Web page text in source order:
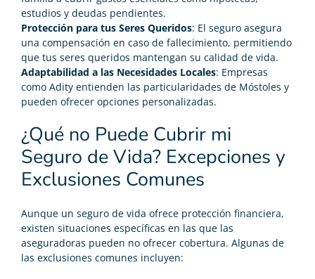
estudios y deudas pendientes.
Protección para tus Seres Queridos: El seguro asegura
una compensación en caso de fallecimiento, permitiendo
que tus seres queridos mantengan su calidad de vida.
Adaptabilidad a las Necesidades Locales: Empresas
como Adity entienden las particularidades de Móstoles y
pueden ofrecer opciones personalizadas.
¿Qué no Puede Cubrir mi
Seguro de Vida? Excepciones y
Exclusiones Comunes
Aunque un seguro de vida ofrece protección financiera,
existen situaciones específicas en las que las
aseguradoras pueden no ofrecer cobertura. Algunas de
las exclusiones comunes incluyen: